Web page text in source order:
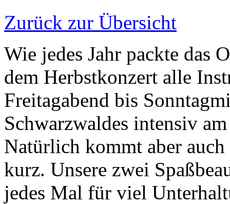
Zurück zur Übersicht
Wie jedes Jahr packte das
dem Herbstkonzert alle
Freitagabend bis
Schwarzwaldes intensiv
Natürlich kommt aber
kurz. Unsere zwei
jedes Mal für viel